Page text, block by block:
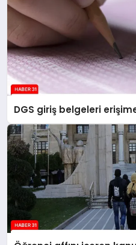
DGS giriş belgeleri